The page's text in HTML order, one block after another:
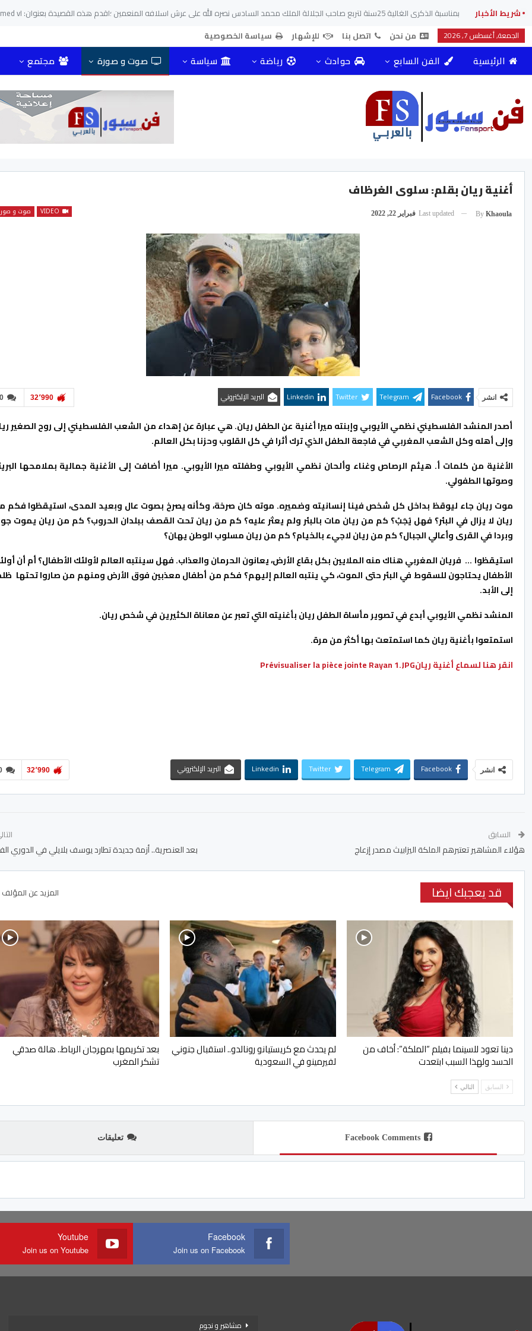
شريط الأخبار
الجمعة, أغسطس 7, 2026 من نحن اتصل بنا للإشهار سياسة الخصوصية
الرئيسية الفن السابع حوادث رياضة سياسة صوت و صورة مجتمع
أغنية ريان بقلم: سلوى الغرظاف
صوت و By Khaoula
Last updated فبراير 22, 2022
32٬990 انشر Facebook
Telegram
Twitter
Linkedin البريد الإلكتروني
أصدر المنشد الفلسطيني نظمي الأيوبي وإبنته ميرا أغنية عن الطفل ريان. هي عبارة عن إهداء من الشعب الفلسطيني إلى روح الصغير
وإلى أهله وكل الشعب المغربي في فاجعة الطفل الذي ترك أثرا في كل القلوب وحزنا بكل العالم.
الأغنية من كلمات أ. هيثم الرصاص وغناء وألحان نظمي الأيوبي وطفلته ميرا الأيوبي. ميرا أضافت إلى الأغنية جمالية بملامحها
وصوتها الطفولي.
موت ريان جاء ليوقظ بداخل كل شخص فينا إنسانيته وضميره. موته كان صرخة، وكأنه يصرخ بصوت عال وبعيد المدى، استيقظوا فكم
ريان لا يزال في البئر؟ فهل يُجَبْ؟ كم من ريان مات بالبئر ولم يعثر عليه؟ كم من ريان تحت القصف ببلدان الحروب؟ كم من ريان يموت
وبردا في القرى وأعالي الجبال؟ كم من ريان لاجيء بالخيام؟ كم من ريان مسلوب الوطن يهان؟
استيقظوا … فريان المغربي هناك منه الملايين بكل بقاع الأرض، يعانون الحرمان والعذاب. فهل سينتبه العالم لأولئك الأطفال؟ أم أن
الأطفال يحتاجون للسقوط في البئر حتى الموت، كي ينتبه العالم إليهم؟ فكم من أطفال معذبين فوق الأرض ومنهم من صاروا تحتها
إلى الأبد.
المنشد نظمي الأيوبي أبدع في تصوير مأساة الطفل ريان بأغنيته التي تعبر عن معاناة الكثيرين في شخص ريان.
استمتعوا بأغنية ريان كما استمتعت بها أكثر من مرة.
انقر هنا لسماع أغنية ريانPrévisualiser la pièce jointe Rayan 1.JPG
32٬990 انشر Facebook
Telegram
Twitter
Linkedin البريد الإلكتروني
السابق
هؤلاء المشاهير تعتبرهم الملكة اليزابيث مصدر إزعاج بعد العنصرية.. أزمة جديدة تطارد يوسف بلايلي في الدوري
قد يعجبك ايضا المزيد عن المؤلف
دينا تعود للسينما بفيلم “الملكة”: أخاف من
الحسد ولهذا السبب ابتعدت
لم يحدث مع كريستيانو رونالدو.. استقبال جنوني
لفيرمينو في السعودية
بعد تكريمها بمهرجان الرباط.. هالة صدقي
تشكر المغرب
السابق التالي
Facebook Comments تعليقات
Facebook
Join us on Facebook
Youtube
Join us on Youtube
مشاهير و نجوم